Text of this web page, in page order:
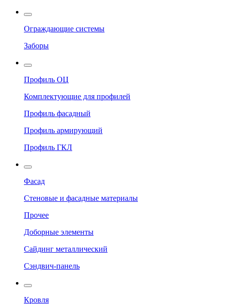
Ограждающие системы
Заборы
Профиль ОЦ
Комплектующие для профилей
Профиль фасадный
Профиль армирующий
Профиль ГКЛ
Фасад
Стеновые и фасадные материалы
Прочее
Доборные элементы
Сайдинг металлический
Сэндвич-панель
Кровля